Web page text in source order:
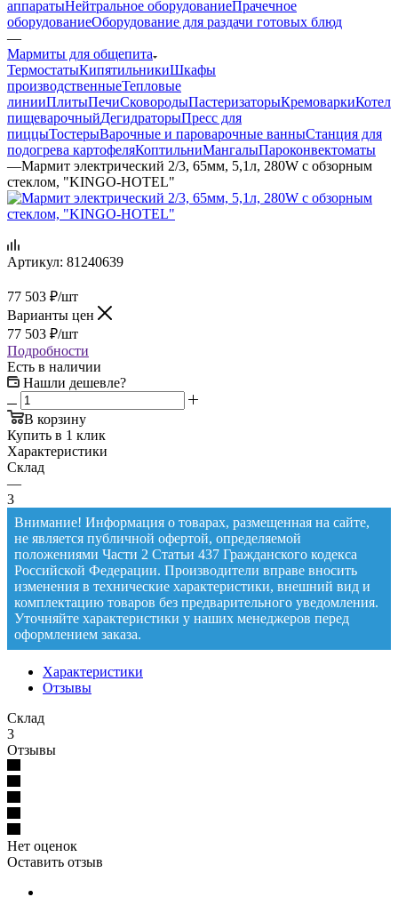
аппаратыНейтральное оборудованиеПрачечное
оборудованиеОборудование для раздачи готовых блюд
—
Мармиты для общепита
ТермостатыКипятильникиШкафы
производственныеТепловые
линииПлитыПечиСковородыПастеризаторыКремоваркиКотел
пищеварочныйДегидраторыПресс для
пиццыТостерыВарочные и пароварочные ванныСтанция для
подогрева картофеляКоптильниМангалыПароконвектоматы
—Мармит электрический 2/3, 65мм, 5,1л, 280W с обзорным
стеклом, "KINGO-HOTEL"
Артикул: 81240639
77 503 ₽/шт
Варианты цен
77 503 ₽/шт
Подробности
Есть в наличии
Нашли дешевле?
В корзину
Купить в 1 клик
Характеристики
Склад
—
3
Внимание! Информация о товарах, размещенная на сайте,
не является публичной офертой, определяемой
положениями Части 2 Статьи 437 Гражданского кодекса
Российской Федерации. Производители вправе вносить
изменения в технические характеристики, внешний вид и
комплектацию товаров без предварительного уведомления.
Уточняйте характеристики у наших менеджеров перед
оформлением заказа.
Характеристики
Отзывы
Склад
3
Отзывы
Нет оценок
Оставить отзыв